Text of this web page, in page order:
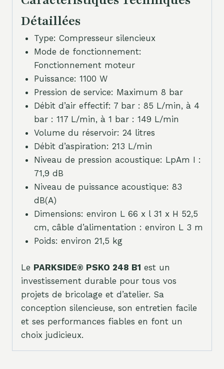
Détaillées
Type: Compresseur silencieux
Mode de fonctionnement:
Fonctionnement moteur
Puissance: 1100 W
Pression de service: Maximum 8 bar
Débit d’air effectif: 7 bar : 85 L/min, à 4
bar : 117 L/min, à 1 bar : 149 L/min
Volume du réservoir: 24 litres
Débit d’aspiration: 213 L/min
Niveau de pression acoustique: LpAm I :
71,9 dB
Niveau de puissance acoustique: 83
dB(A)
Dimensions: environ L 66 x l 31 x H 52,5
cm, câble d’alimentation : environ L 3 m
Poids: environ 21,5 kg
Le PARKSIDE® PSKO 248 B1 est un
investissement durable pour tous vos
projets de bricolage et d’atelier. Sa
conception silencieuse, son entretien facile
et ses performances fiables en font un
choix judicieux.